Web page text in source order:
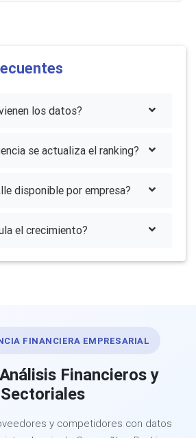
los datos?
se actualiza el ranking?
disponible por empresa?
el crecimiento?
FINANCIERA EMPRESARIAL
Financieros y
Sectoriales
y competidores con datos